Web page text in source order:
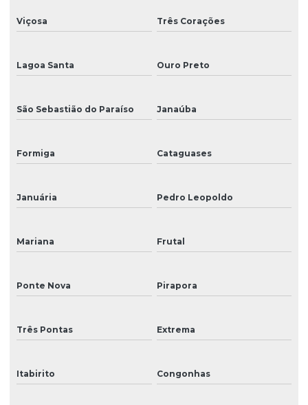
Viçosa Três Corações
Lagoa Santa Ouro Preto
São Sebastião do Paraíso Janaúba
Formiga Cataguases
Januária Pedro Leopoldo
Mariana Frutal
Ponte Nova Pirapora
Três Pontas Extrema
Itabirito Congonhas